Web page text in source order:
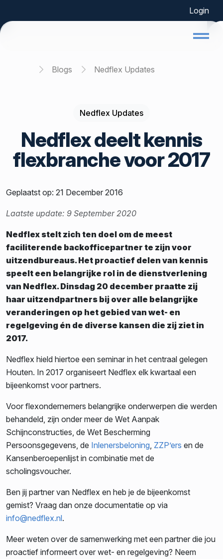
Login
Home Blogs Nedflex Updates
Nedflex Updates
Nedflex deelt kennis
flexbranche voor 2017
Geplaatst op: 21 December 2016
Laatste update: 9 September 2020
Nedflex stelt zich ten doel om de meest
faciliterende backofficepartner te zijn voor
uitzendbureaus. Het proactief delen van kennis
speelt een belangrijke rol in de dienstverlening
van Nedflex. Dinsdag 20 december praatte zij
haar uitzendpartners bij over alle belangrijke
veranderingen op het gebied van wet- en
regelgeving én de diverse kansen die zij ziet in
2017.
Nedflex hield hiertoe een seminar in het centraal gelegen
Houten. In 2017 organiseert Nedflex elk kwartaal een
bijeenkomst voor partners.
Voor flexondernemers belangrijke onderwerpen die werden
behandeld, zijn onder meer de Wet Aanpak
Schijnconstructies, de Wet Bescherming
Persoonsgegevens, de Inlenersbeloning ZZP’ers en de
Kansenberoepenlijst in combinatie met de
scholingsvoucher.
Ben jij partner van Nedflex en heb je de bijeenkomst
gemist? Vraag dan onze documentatie op via
info@nedflex.nl.
Meer weten over de samenwerking met een partner die jou
proactief informeert over wet- en regelgeving? Neem